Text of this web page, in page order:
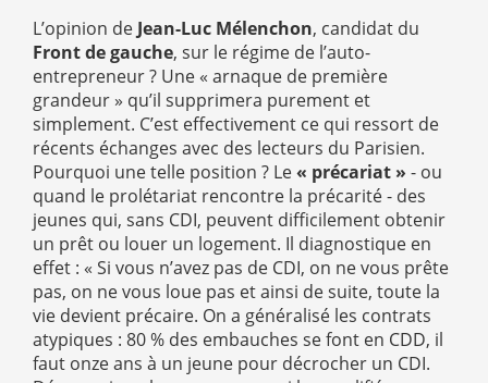
L’opinion de Jean-Luc Mélenchon, candidat du
Front de gauche, sur le régime de l’auto-
entrepreneur ? Une « arnaque de première
grandeur » qu’il supprimera purement et
simplement. C’est effectivement ce qui ressort de
récents échanges avec des lecteurs du Parisien.
Pourquoi une telle position ? Le« précariat » - ou
quand le prolétariat rencontre la précarité - des
jeunes qui, sans CDI, peuvent difficilement obtenir
un prêt ou louer un logement. Il diagnostique en
effet : « Si vous n’avez pas de CDI, on ne vous prête
pas, on ne vous loue pas et ainsi de suite, toute la
vie devient précaire. On a généralisé les contrats
atypiques : 80 % des embauches se font en CDD, il
faut onze ans à un jeune pour décrocher un CDI.